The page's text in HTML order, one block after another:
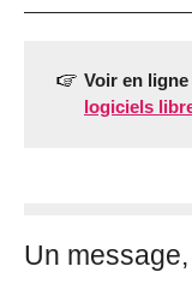
Voir en ligne
logiciels
Un